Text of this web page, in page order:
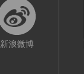
新浪微博